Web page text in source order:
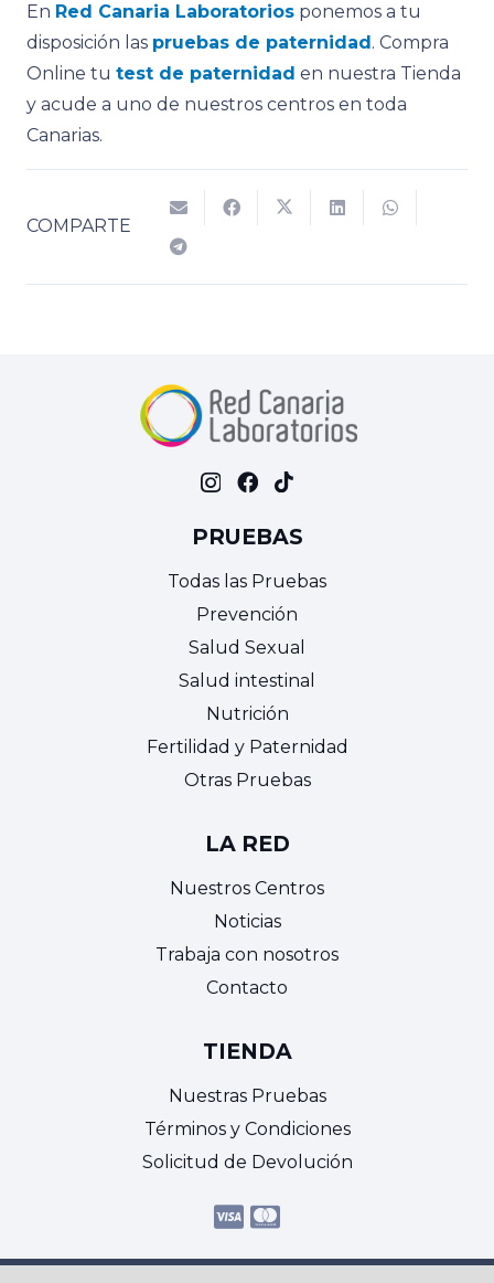
En Red Canaria Laboratorios ponemos a tu
disposición las pruebas de paternidad. Compra
Online tu test de paternidad en nuestra Tienda
y acude a uno de nuestros centros en toda
Canarias.
COMPARTE
PRUEBAS
Todas las Pruebas
Prevención
Salud Sexual
Salud intestinal
Nutrición
Fertilidad y Paternidad
Otras Pruebas
LA RED
Nuestros Centros
Noticias
Trabaja con nosotros
Contacto
TIENDA
Nuestras Pruebas
Términos y Condiciones
Solicitud de Devolución